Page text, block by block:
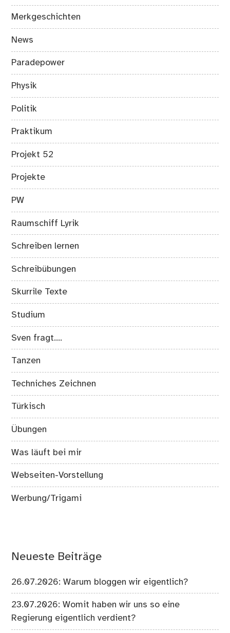
Merkgeschichten
News
Paradepower
Physik
Politik
Praktikum
Projekt 52
Projekte
PW
Raumschiff Lyrik
Schreiben lernen
Schreibübungen
Skurrile Texte
Studium
Sven fragt….
Tanzen
Techniches Zeichnen
Türkisch
Übungen
Was läuft bei mir
Webseiten-Vorstellung
Werbung/Trigami
Neueste Beiträge
26.07.2026: Warum bloggen wir eigentlich?
23.07.2026: Womit haben wir uns so eine
Regierung eigentlich verdient?